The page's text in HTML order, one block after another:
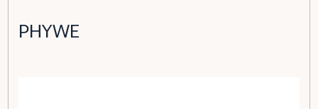
PHYWE